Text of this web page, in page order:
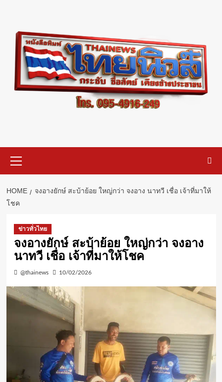
content
Menu
HOME
จงอางยักษ์ สะบ้าย้อย ใหญ่กว่า จงอาง นาทวี เชื่อ เจ้าที่มาให้
โชค
ข่าวทั่วไทย
จงอางยักษ์ สะบ้าย้อย ใหญ่กว่า จงอาง
นาทวี เชื่อ เจ้าที่มาให้โชค
@thainews 10/02/2026